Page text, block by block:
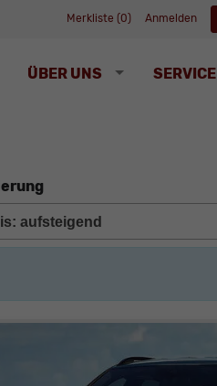
Merkliste (0) Anmelden
ÜBER UNS SERVICE